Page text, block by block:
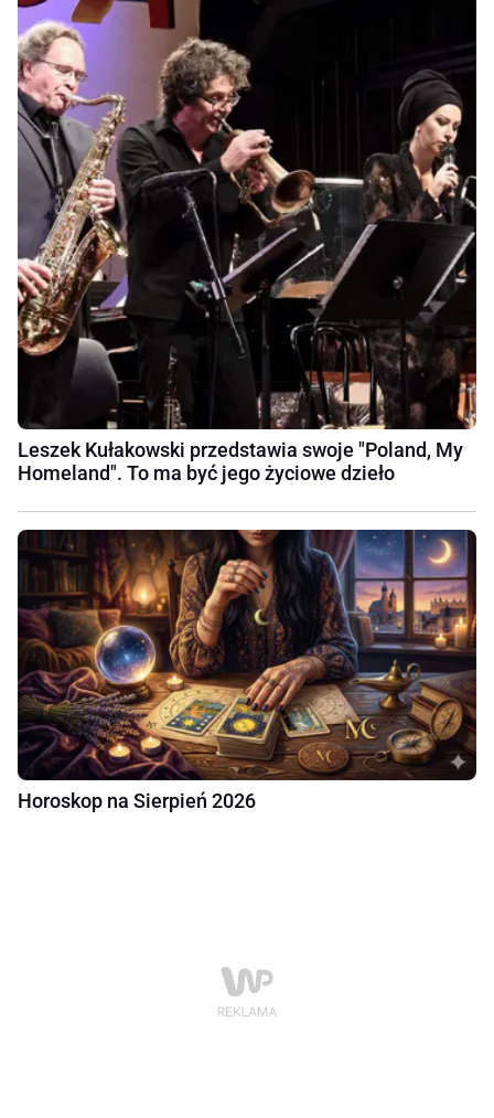
Leszek Kułakowski przedstawia swoje "Poland, My
Homeland". To ma być jego życiowe dzieło
Horoskop na Sierpień 2026